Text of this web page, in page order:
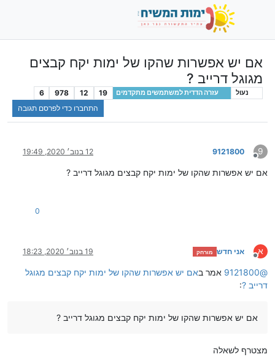
אם יש אפשרות שהקו של ימות יקח קבצים
מגוגל דרייב ?
נעול עזרה הדדית למשתמשים מתקדמים 19
12
978
6
התחברו כדי לפרסם תגובה
9
מנותק
9121800 12 בנוב׳ 2020, 19:49
אם יש אפשרות שהקו של ימות יקח קבצים מגוגל דרייב ?
0
א
מנותק
אני חדש מורחק 19 בנוב׳ 2020, 18:23
@
9121800 אמר באם יש אפשרות שהקו של ימות יקח קבצים מגוגל
דרייב ?:
אם יש אפשרות שהקו של ימות יקח קבצים מגוגל דרייב ?
מצטרף לשאלה